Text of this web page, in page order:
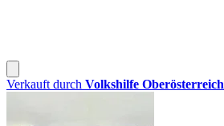
Verkauft durch Volkshilfe Oberösterreich